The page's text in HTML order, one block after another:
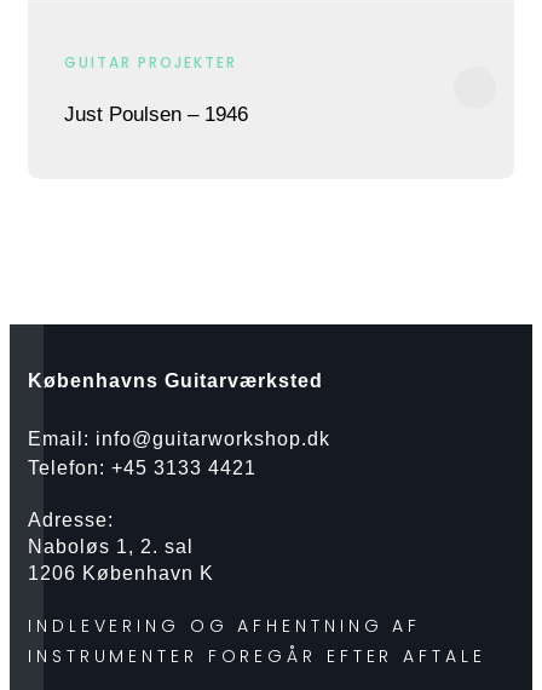
GUITAR PROJEKTER
Just Poulsen – 1946​
Københavns Guitarværksted
Email: info@guitarworkshop.dk
Telefon: +45 3133 4421
Adresse:
Naboløs 1, 2. sal
1206 København K
INDLEVERING OG AFHENTNING AF
INSTRUMENTER FOREGÅR EFTER AFTALE